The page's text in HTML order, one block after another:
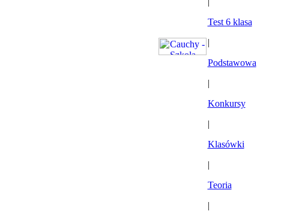
Test 6 klasa
|
Podstawowa
|
Konkursy
|
Klasówki
|
Teoria
|